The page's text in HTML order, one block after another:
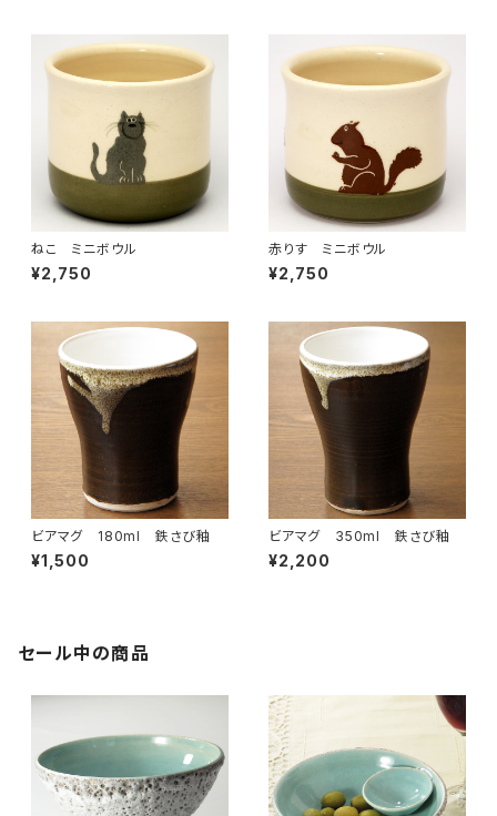
ねこ ミニボウル
¥2,750
赤りす ミニボウル
¥2,750
ビアマグ 180ml 鉄さび釉
¥1,500
ビアマグ 350ml 鉄さび釉
¥2,200
セール中の商品